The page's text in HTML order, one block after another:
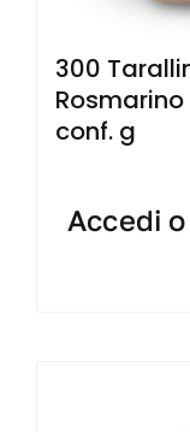
300
conf. g
Accedi